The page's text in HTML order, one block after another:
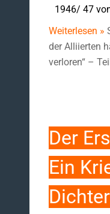
1946/ 47
Weiterlesen »
der Alliierten
verloren“ –
Der
Ein